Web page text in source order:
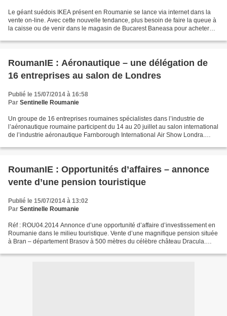
Le géant suédois IKEA présent en Roumanie se lance via internet dans la
vente on-line. Avec cette nouvelle tendance, plus besoin de faire la queue à
la caisse ou de venir dans le magasin de Bucarest Baneasa pour acheter
RoumanIE : Aéronautique – une délégation de
16 entreprises au salon de Londres
Publié le 15/07/2014 à 16:58
Par Sentinelle Roumanie
Un groupe de 16 entreprises roumaines spécialistes dans l’industrie de
l’aéronautique roumaine participent du 14 au 20 juillet au salon international
de l’industrie aéronautique Farnborough International Air Show Londra.
RoumanIE : Opportunités d’affaires – annonce
vente d’une pension touristique
Publié le 15/07/2014 à 13:02
Par Sentinelle Roumanie
Réf : ROU04.2014 Annonce d’une opportunité d’affaire d’investissement en
Roumanie dans le milieu touristique. Vente d’une magnifique pension située
à Bran – département Brasov à 500 mètres du célèbre château Dracula.